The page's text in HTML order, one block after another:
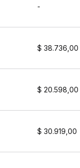
-
$ 38.736,00
$ 20.598,00
$ 30.919,00